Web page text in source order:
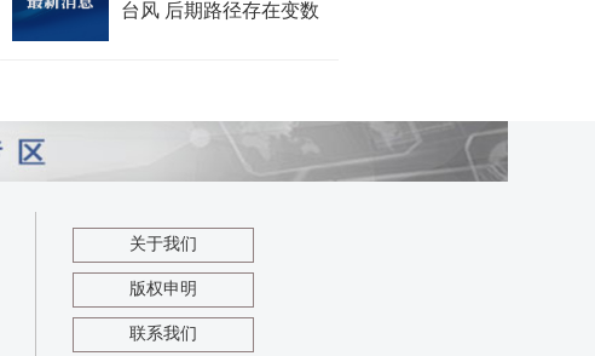
台风 后期路径存在变数
关于我们
版权申明
联系我们